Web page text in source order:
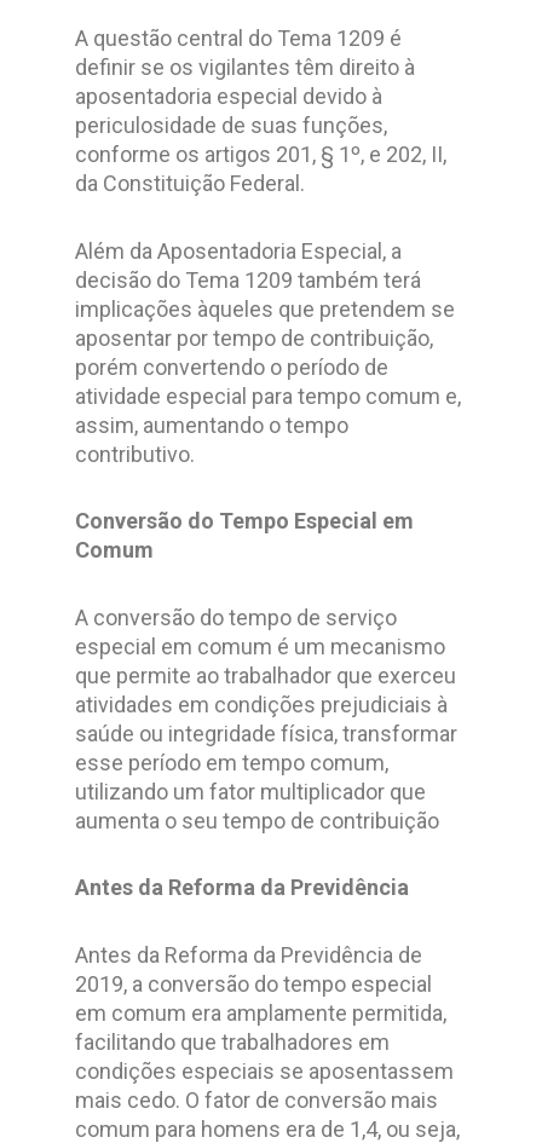
A questão central do Tema 1209 é
definir se os vigilantes têm direito à
aposentadoria especial devido à
periculosidade de suas funções,
conforme os artigos 201, § 1º, e 202, II,
da Constituição Federal.
Além da Aposentadoria Especial, a
decisão do Tema 1209 também terá
implicações àqueles que pretendem se
aposentar por tempo de contribuição,
porém convertendo o período de
atividade especial para tempo comum e,
assim, aumentando o tempo
contributivo.
Conversão do Tempo Especial em
Comum
A conversão do tempo de serviço
especial em comum é um mecanismo
que permite ao trabalhador que exerceu
atividades em condições prejudiciais à
saúde ou integridade física, transformar
esse período em tempo comum,
utilizando um fator multiplicador que
aumenta o seu tempo de contribuição
Antes da Reforma da Previdência
Antes da Reforma da Previdência de
2019, a conversão do tempo especial
em comum era amplamente permitida,
facilitando que trabalhadores em
condições especiais se aposentassem
mais cedo. O fator de conversão mais
comum para homens era de 1,4, ou seja,